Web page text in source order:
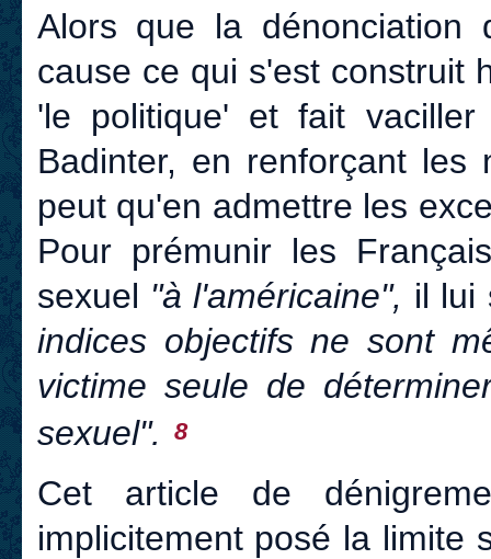
Alors que la dénonciation
cause ce qui s'est construit
'le politique' et fait
Badinter, en renforçant les
peut qu'en admettre les
Pour prémunir les
sexuel "à l'américaine", il lui
indices objectifs ne sont
victime seule de
sexuel".
8
Cet article de
implicitement posé la limite